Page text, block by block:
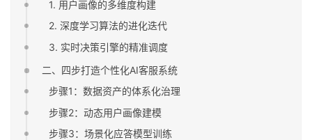
1. 用户画像的多维度构建
2. 深度学习算法的进化迭代
3. 实时决策引擎的精准调度
二、四步打造个性化AI客服系统
步骤1：数据资产的体系化治理
步骤2：动态用户画像建模
步骤3：场景化应答模型训练